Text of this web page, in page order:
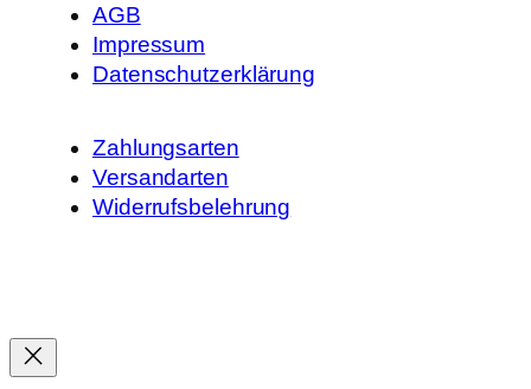
AGB
Impressum
Datenschutzerklärung
Zahlungsarten
Versandarten
Widerrufsbelehrung